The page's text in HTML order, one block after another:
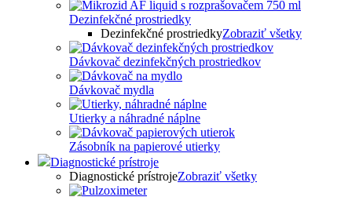
Dezinfekčné prostriedky
Dezinfekčné prostriedkyZobraziť všetky
Dávkovač dezinfekčných prostriedkov
Dávkovač mydla
Utierky a náhradné náplne
Zásobník na papierové utierky
Diagnostické prístroje
Diagnostické prístrojeZobraziť všetky